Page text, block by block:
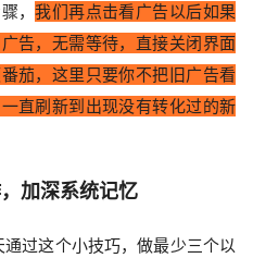
，我们再点击看广告以后如果
告，无需等待，直接关闭界面
茄，这里只要你不把旧广告看
直刷新到出现没有转化过的新
加深系统记忆
过这个小技巧，做最少三个以